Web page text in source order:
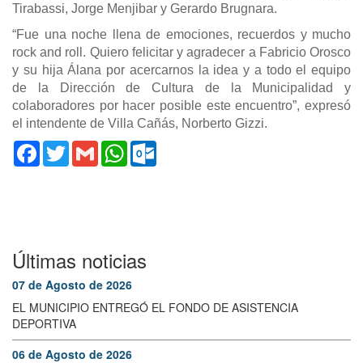
Tirabassi, Jorge Menjibar y Gerardo Brugnara.
“Fue una noche llena de emociones, recuerdos y mucho
rock and roll. Quiero felicitar y agradecer a Fabricio Orosco
y su hija Álana por acercarnos la idea y a todo el equipo
de la Dirección de Cultura de la Municipalidad y
colaboradores por hacer posible este encuentro”, expresó
el intendente de Villa Cañás, Norberto Gizzi.
Facebook
TwitterGmail WhatsApp
Últimas noticias
07 de Agosto de 2026
EL MUNICIPIO ENTREGÓ EL FONDO DE ASISTENCIA
DEPORTIVA
06 de Agosto de 2026